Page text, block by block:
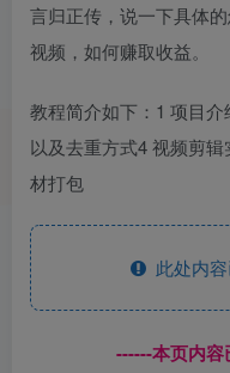
言归正传，说一下具体
视频，如何赚取收益。
教程简介如下：1 项目
以及去重方式4 视频剪
材打包
此处内容
------本页内